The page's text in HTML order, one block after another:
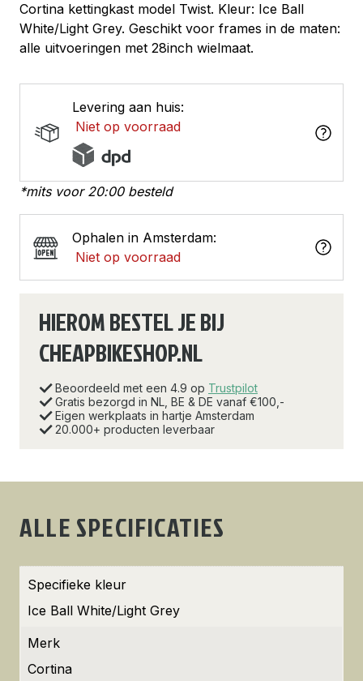
Cortina kettingkast model Twist. Kleur: Ice Ball
White/Light Grey. Geschikt voor frames in de maten:
alle uitvoeringen met 28inch wielmaat.
Levering aan huis:
Niet op voorraad
*mits voor 20:00 besteld
Ophalen in Amsterdam:
Niet op voorraad
HIEROM BESTEL JE BIJ
CHEAPBIKESHOP.NL
Beoordeeld met een 4.9 op Trustpilot
Gratis bezorgd in NL, BE & DE vanaf €100,-
Eigen werkplaats in hartje Amsterdam
20.000+ producten leverbaar
ALLE SPECIFICATIES
Specifieke kleur
Ice Ball White/Light Grey
Merk
Cortina